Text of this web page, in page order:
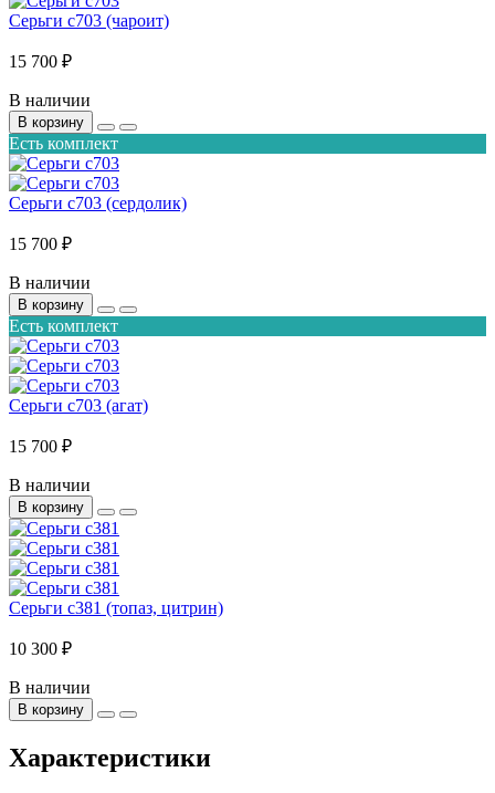
Серьги с703 (чароит)
15 700 ₽
В наличии
В корзину
Есть комплект
Серьги с703 (сердолик)
15 700 ₽
В наличии
В корзину
Есть комплект
Серьги с703 (агат)
15 700 ₽
В наличии
В корзину
Серьги с381 (топаз, цитрин)
10 300 ₽
В наличии
В корзину
Характеристики